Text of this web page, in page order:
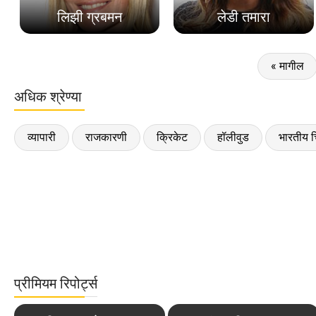
लिझी ग्रबमन लेडी तमारा
« मागील
अधिक श्रेण्या
व्यापारी राजकारणी क्रिकेट हॉलीवुड भारतीय
प्रीमियम रिपोर्ट्स